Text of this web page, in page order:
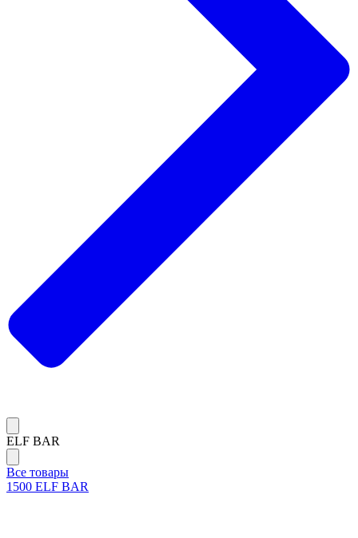
ELF BAR
Все товары
1500 ELF BAR